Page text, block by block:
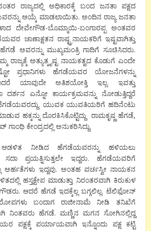
ರಾಜ್ಯದಲ್ಲಿ ಅಧಿಕಾರಕ್ಕೆ ಬಂದ ಜನತಾ ಪಕ್ಷದ
ಆಯ್ಕೆ ಮಾಡಲಾಯಿತು. ಅಂದಿನ ರಾಜ್ಯ ಜನತಾ
ದೇವೇಗೌಡ-ಬೊಮ್ಮಾಯಿ-ಬಂಗಾರಪ್ಪ ಅಂತವರ
ಚಾಣಾಕ್ಷತನ ರಾಷ್ಟ್ರನಾಯಕರಿಗೆ ಇಷ್ಟವಾಗಿತ್ತು
ಅವರನ್ನು ಮುಖ್ಯಮಂತ್ರಿ ಗಾದಿಗೆ ಸೂಚಿಸಿದರು.
ರಾಜ್ಯಕ್ಕೆ ಅತ್ಯುತ್ಕೃಷ್ಟ ನಾಯಕತ್ವದ ಕೊಡುಗೆ ಎಂದೇ
ಪ್ರಧಾನಿಗಳು ಹೆಗಡೆಯವರ ಯೋಜನೆಗಳನ್ನು
ಯಾವುದೇ ಅತಿಶಯೋಕ್ತಿ ಇಲ್ಲ. ಇವತ್ತು
ದರ್ಶನ ಎನ್ನೋ ಕಾರ್ಯಕ್ರಮವನ್ನು ನೋಡುತ್ತಿದ್ದರೆ
ಯುವಕ ಯುವತಿಯರಿಗೆ ಹದಿನೆಂಟು
ಹಕ್ಕನ್ನು ದೊರಕಿಸಿಕೊಟ್ಟಿದ್ದು ರಾಮಕೃಷ್ಣ ಹೆಗಡೆ,
ಗಾಂಧಿ ಕೇಂದ್ರದಲ್ಲಿ ಅನುಕರಿಸಿದ್ದು.
ಆಡಳಿತ ನೀಡಿದ ಹೆಗಡೆಯವರನ್ನು ಹಳಿಯಲು
ಪ್ರಯತ್ನಿಸುತ್ತಲೇ ಇದ್ದರು. ಹೆಗಡೆಯವರಿಗೆ
ಅರ್ಹತೆಗಳು ಇದ್ದವು. ಅಂತಹ ವರ್ಚಸ್ವೀ ನಾಯಕನ
ಹಸ್ತಕ್ಷೇಪ ಮಾಡುತ್ತಾ ನಿರಂತರವಾಗಿ ಕಿರುಕುಳ
ಆದರೆ ಹೆಗಡೆ ಇದಕ್ಕೆಲ್ಲ ಬಗ್ಗಲಿಲ್ಲ. ಟೆಲಿಫೋನ್
ಬಂದಾಗ ರಾಜೀನಾಮೆ ನೀಡಿ ತನಿಖೆಗೆ
ನಿಂತವರು ಹೆಗಡೆ. ಮಣ್ಣಿನ ಮಗನ ಸೋಗಿನಲ್ಲಿದ್ದ
ಪಕ್ಷಕ್ಕೆ ಪರ್ಯಾಯವಾಗಿ ಇನ್ನೊಂದು ಪಕ್ಷ ಕಟ್ಟಿ